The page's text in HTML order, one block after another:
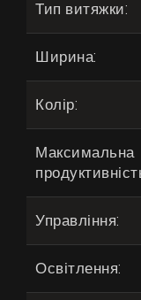
Тип витяжки:
Ширина:
Колір:
Максимальна
Управління:
Освітлення: